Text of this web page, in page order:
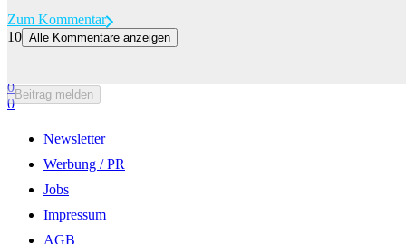
Beitrag melden
Zum Kommentar
10 Alle Kommentare anzeigen
0
0
Newsletter
Werbung / PR
Jobs
Impressum
AGB